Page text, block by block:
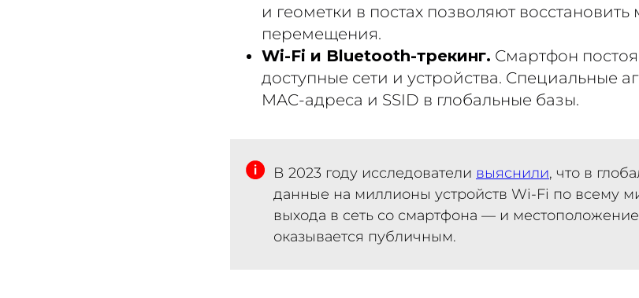
и геометки в постах позволяют
перемещения.
Wi-Fi и Bluetooth-трекинг. Смартфон
доступные сети и устройства. Специальные
MAC-адреса и SSID в глобальные базы.
В 2023 году исследователи выяснили, что в
данные на миллионы устройств Wi-Fi по всему
выхода в сеть со смартфона — и
оказывается публичным.